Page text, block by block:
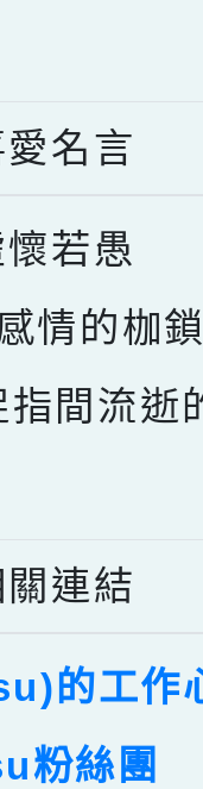
愛名言
若愚
情的枷
間流逝
關連結
的工作
粉絲團